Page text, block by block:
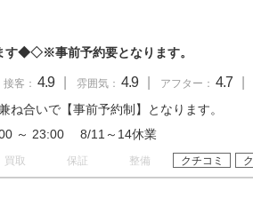
す◆◇※事前予約要となります。
接客： 4.9 雰囲気： 4.9 アフター： 4.7
合いで【事前予約制】となります。
～ 23:00 8/11～14休業
買取 保証 整備 クチコミ